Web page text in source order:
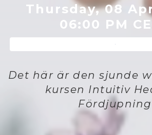
Thursday, 08
06:00 PM
Det här är den sjunde
kursen Intuitiv
Fördjupning